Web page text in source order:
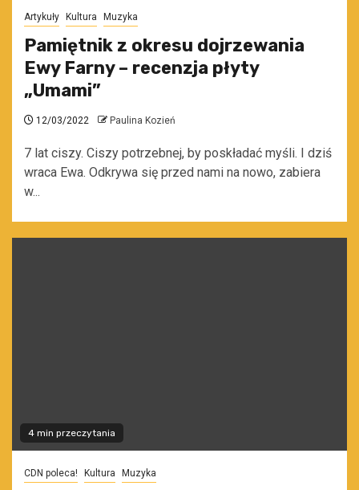
Artykuły Kultura Muzyka
Pamiętnik z okresu dojrzewania
Ewy Farny – recenzja płyty
„Umami”
12/03/2022 Paulina Kozień
7 lat ciszy. Ciszy potrzebnej, by poskładać myśli. I dziś
wraca Ewa. Odkrywa się przed nami na nowo, zabiera
w...
4 min przeczytania
CDN poleca! Kultura Muzyka